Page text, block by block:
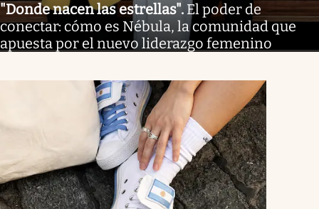
"Donde nacen las estrellas". El poder de
conectar: cómo es Nébula, la comunidad que
apuesta por el nuevo liderazgo femenino